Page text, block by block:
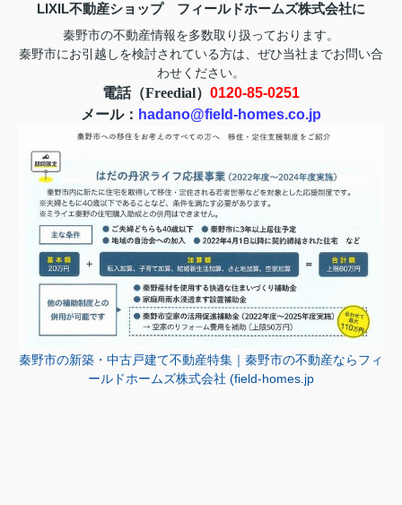
LIXIL不動産ショップ フィールドホームズ株式会社に
秦野市の不動産情報を多数取り扱っております。
秦野市にお引越しを検討されている方は、ぜひ当社までお問い合
わせ ください。
電話（Freedial） 0120-85-0251
メール： hadano@field-homes.co.jp
秦野市の新築・中古戸建て不動産特集｜秦野市の不動産ならフィ
ールドホームズ株式会社 (field-homes.jp